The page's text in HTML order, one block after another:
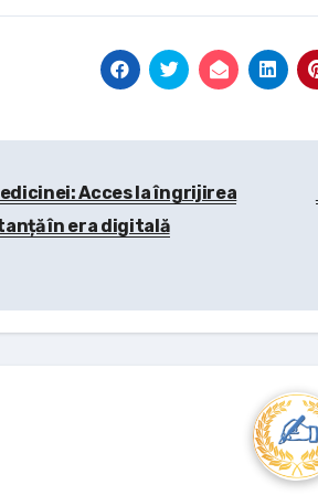
Acces la îngrijirea
în era digitală